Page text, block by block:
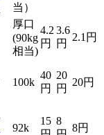
当）
厚口
(90kg
相当)
4.2
円
3.6
円
2.1円
100k
40
円
20
円
20円
92k
15 8
8円